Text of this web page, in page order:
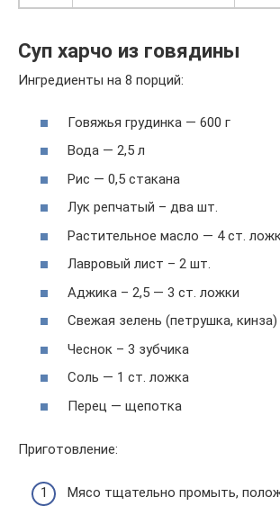
Суп харчо из говядины
Ингредиенты на 8 порций:
Говяжья грудинка — 600 г
Вода — 2,5 л
Рис — 0,5 стакана
Лук репчатый – два шт.
Растительное масло — 4 ст.
Лавровый лист – 2 шт.
Аджика – 2,5 — 3 ст. ложки
Свежая зелень (петрушка,
Чеснок – 3 зубчика
Соль — 1 ст. ложка
Перец — щепотка
Приготовление:
Мясо тщательно промыть,